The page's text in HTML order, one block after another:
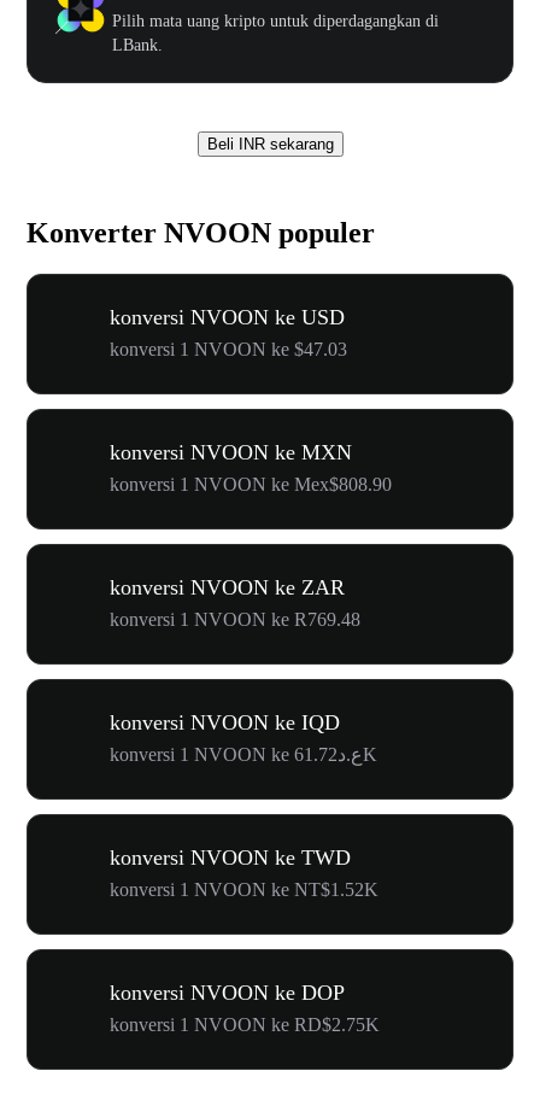
Pilih mata uang kripto untuk diperdagangkan di
LBank.
Beli INR sekarang
Konverter NVOON populer
konversi NVOON ke USD
konversi 1 NVOON ke $47.03
konversi NVOON ke MXN
konversi 1 NVOON ke Mex$808.90
konversi NVOON ke ZAR
konversi 1 NVOON ke R769.48
konversi NVOON ke IQD
konversi 1 NVOON ke ع.د61.72K
konversi NVOON ke TWD
konversi 1 NVOON ke NT$1.52K
konversi NVOON ke DOP
konversi 1 NVOON ke RD$2.75K